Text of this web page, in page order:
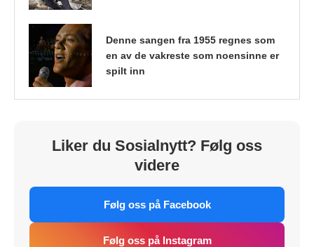
Denne sangen fra 1955 regnes som
en av de vakreste som noensinne er
spilt inn
Liker du Sosialnytt? Følg oss
videre
Følg oss på Facebook
Følg oss på Instagram